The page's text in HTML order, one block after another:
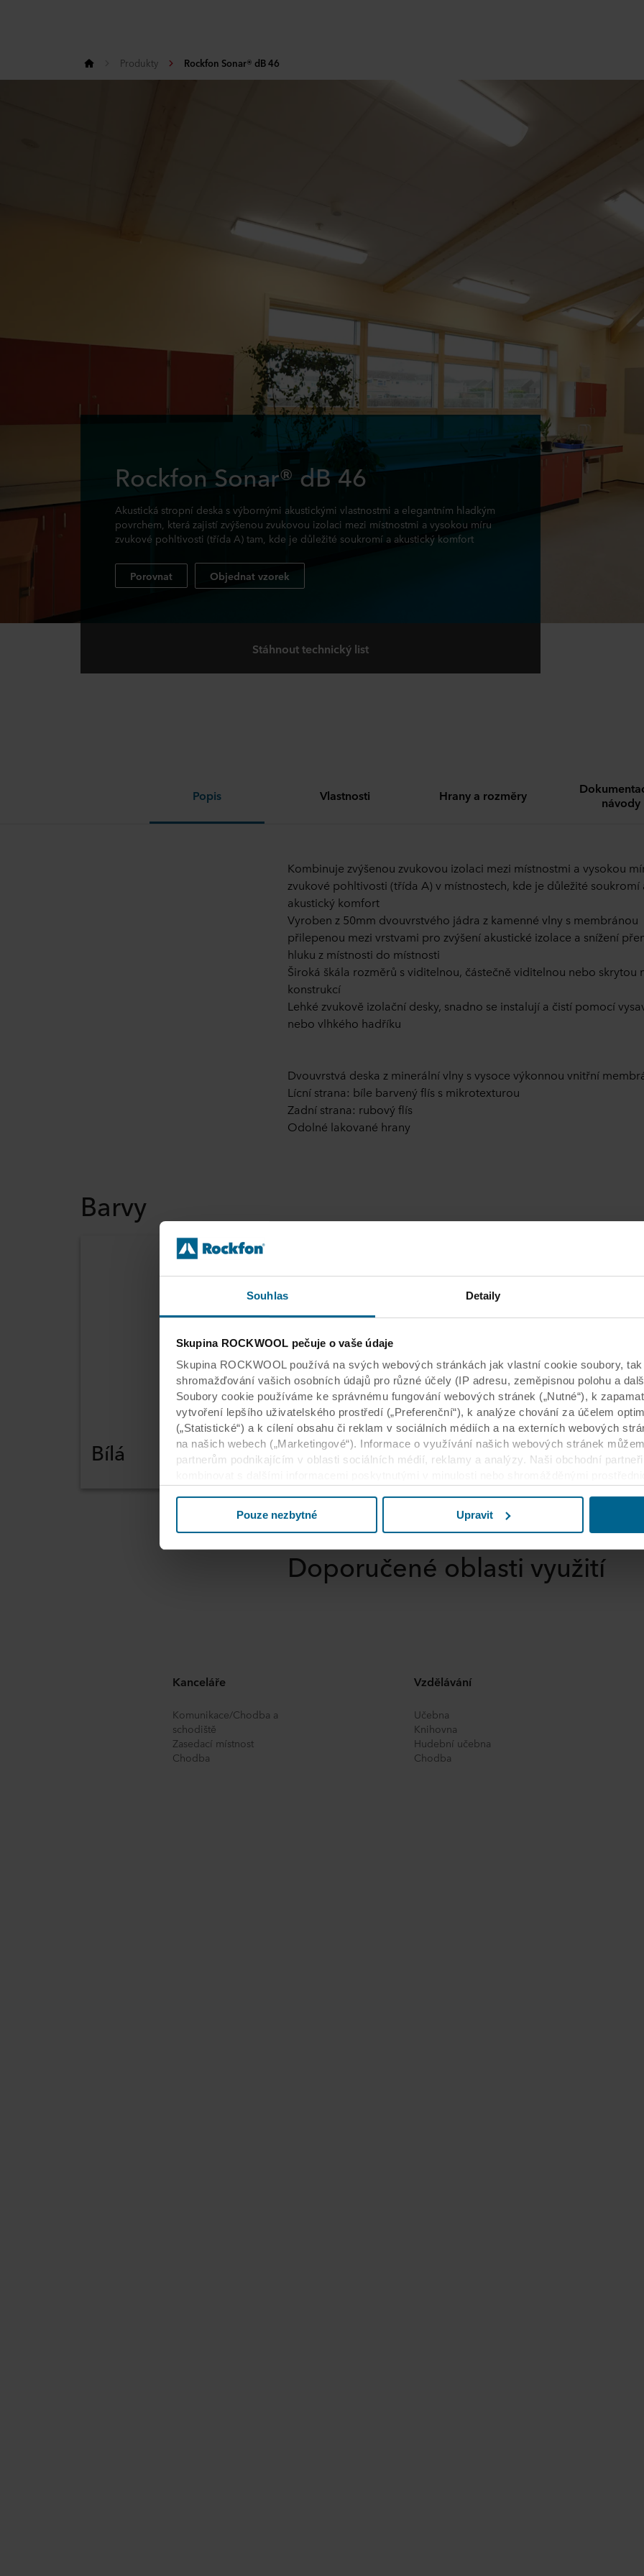
Souhlas Detaily
Skupina ROCKWOOL pečuje o vaše údaje
Skupina ROCKWOOL používá na svých webových stránkách jak vlastní cookie soubory,
shromažďování vašich osobních údajů pro různé účely (IP adresu, zeměpisnou polohu a
Soubory cookie používáme ke správnému fungování webových stránek („Nutné“), k
vytvoření lepšího uživatelského prostředí („Preferenční“), k analýze chování za účelem
(„Statistické“) a k cílení obsahu či reklam v sociálních médiích a na externích webových
na našich webech („Marketingové“). Informace o využívání našich webových stránek
partnerům podnikajícím v oblasti sociálních médií, reklamy a analýzy. Naši obchodní
souborů cookie berete na vědomí, že úroveň ochrany ve třetích zemích nemusí být stejná
cookie nastavuje. Nechybí odkazy na zásady ochrany osobních údajů našich potenciálních
jak dlouho jsou jednotlivé soubory cookie ve vašem koncovém zařízení uloženy. Je na
mohou naše webové stránky soubory cookie využívat a jejich prostřednictvím o vás
Pouze nezbytné Upravit
Produkty Rockfon Sonar® dB 46
Rockfon Sonar® dB 46
Akustická stropní deska s výbornými akustickými vlastnostmi a elegantním hladkým
povrchem, která zajistí zvýšenou zvukovou izolaci mezi místnostmi a vysokou míru
zvukové pohltivosti (třída A) tam, kde je důležité soukromí a akustický komfort
Porovnat Objednat vzorek
Stáhnout technický list
Popis Vlastnosti Hrany a rozměry
návody
Kombinuje zvýšenou zvukovou izolaci mezi místnostmi a vysokou
zvukové pohltivosti (třída A) v místnostech, kde je důležité soukromí
akustický komfort
Vyroben z 50mm dvouvrstvého jádra z kamenné vlny s membránou
přilepenou mezi vrstvami pro zvýšení akustické izolace a snížení
hluku z místnosti do místnosti
Široká škála rozměrů s viditelnou, částečně viditelnou nebo skrytou
konstrukcí
Lehké zvukově izolační desky, snadno se instalují a čistí pomocí
nebo vlhkého hadříku
Dvouvrstvá deska z minerální vlny s vysoce výkonnou vnitřní
Lícní strana: bíle barvený flís s mikrotexturou
Zadní strana: rubový flís
Odolné lakované hrany
Barvy
Bílá
NCS S 0500-N
85
Doporučené oblasti využití
Kanceláře
Komunikace/Chodba a
schodiště
Zasedací místnost
Chodba
Vzdělávání
Učebna
Knihovna
Hudební učebna
Chodba